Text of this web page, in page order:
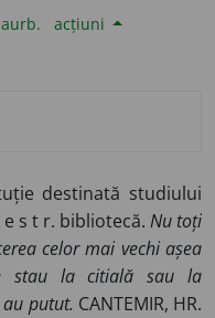
acțiuni
destinată studiului
s t r. bibliotecă. Nu toți
celor mai vechi așea
stau la citială sau la
putut. CANTEMIR, HR.